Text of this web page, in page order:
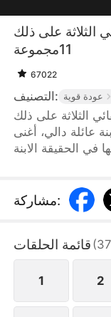
الثلاثة على ذلك
11مجموعة
67022
التصنيف: عودة قوية
الثلاثة على ذلك
عائلة دالي، أغنى
في الحقيقة الابنة
أذلونها بكل طريقة
البدء في القتال
مشاركة:
قائمة الحلقات (37
1 2